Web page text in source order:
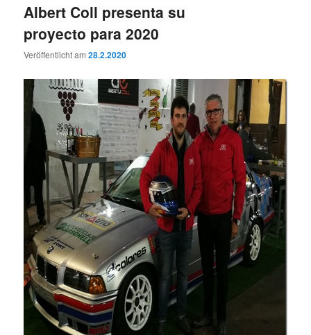
Albert Coll presenta su
proyecto para 2020
Veröffentlicht am28.2.2020